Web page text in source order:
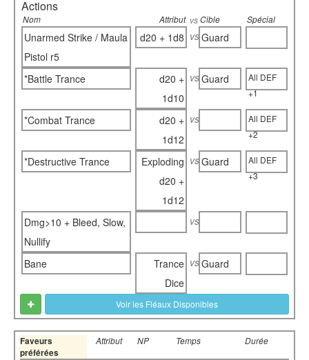
Actions
Nom Attribut vs Cible Spécial
Unarmed Strike / Maula
Pistol r5
d20 + 1d8 vs Guard
*Battle Trance
d20 +
1d10
vs Guard
All DEF
+1
*Combat Trance
d20 +
1d12
vs
All DEF
+2
*Destructive Trance
Exploding
d20 +
1d12
vs Guard
All DEF
+3
Dmg>10 + Bleed, Slow,
Nullify
vs
Bane
Trance
Dice
vs Guard
Voir les Fléaux Disponibles
Faveurs
préférées
Attribut NP Temps Durée